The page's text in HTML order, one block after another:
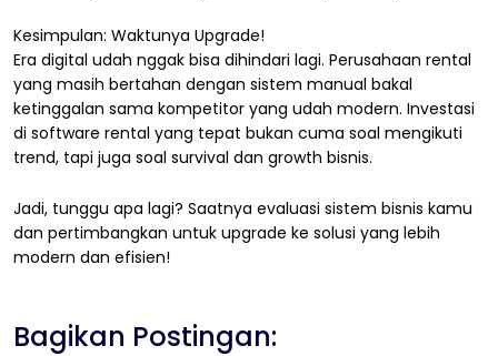
Kesimpulan: Waktunya Upgrade!
Era digital udah nggak bisa dihindari lagi. Perusahaan rental
yang masih bertahan dengan sistem manual bakal
ketinggalan sama kompetitor yang udah modern. Investasi
di software rental yang tepat bukan cuma soal mengikuti
trend, tapi juga soal survival dan growth bisnis.
Jadi, tunggu apa lagi? Saatnya evaluasi sistem bisnis kamu
dan pertimbangkan untuk upgrade ke solusi yang lebih
modern dan efisien!
Bagikan Postingan: